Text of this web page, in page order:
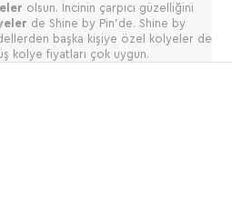
olsun. İncinin çarpıcı güzelliğini
de Shine by Pin’de. Shine by
başka kişiye özel kolyeler de
kolye fiyatları çok uygun.